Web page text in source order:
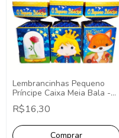
Lembrancinhas Pequeno
Príncipe Caixa Meia Bala -
10 Unidades
R$16,30